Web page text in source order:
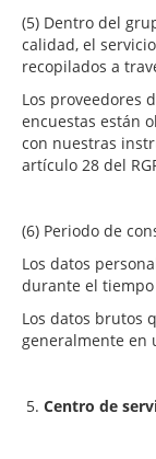
(5) Dentro del
calidad, el
recopilados a
Los proveedores
encuestas están
con nuestras
artículo 28 del
(6) Periodo de
Los datos
durante el
Los datos brutos
generalmente en
5. Centro de